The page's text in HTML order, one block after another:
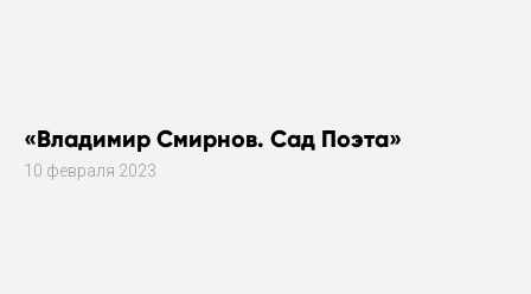
«Владимир Смирнов. Сад Поэта»
10 февраля 2023